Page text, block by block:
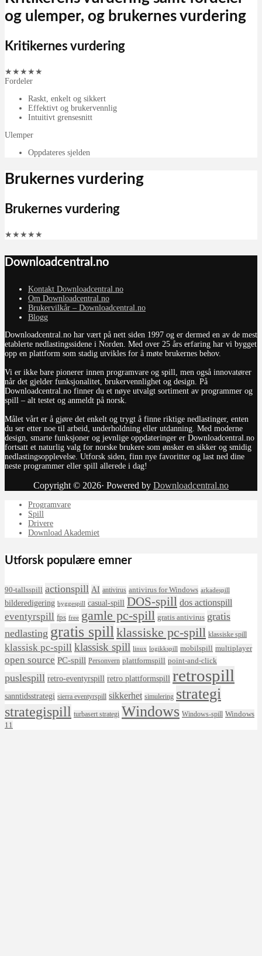
og ulemper, og brukernes vurdering
Kritikernes vurdering
★ ★ ★ ★ ★
Fordeler
Raskt, enkelt og sikkert
Effektivt og brukervennlig
Intuitivt grensesnitt
Ulemper
Oppdateres sjelden
Brukernes vurdering
Brukernes vurdering
★ ★ ★ ★ ★
Downloadcentral.no
Kontakt Downloadcentral.no
Om Downloadcentral.no
Brukervilkår – Downloadcentral.no
Blogg
Downloadcentral.no har vært på nett siden 1997 og er dermed en av de mest
etablerte nedlastingssidene i Norden. Med over 25 års erfaring har vi bygget
opp en plattform som stadig utvikles for å møte brukernes behov.
Vi er ikke bare pionerer innen programvare og spill, men også innovatører
når det gjelder funksjonalitet, brukervennlighet og design. På
Downloadcentral.no finner du et nøye utvalgt sortiment av programmer og
spill – alt testet og anmeldt på norsk.
Målet vårt er å gjøre det enkelt og trygt å finne riktige nedlastinger, enten
du ser etter noe til arbeid, underholdning eller utdanning. Med moderne
design, smarte funksjoner og jevnlige oppdateringer er Downloadcentral.no
fortsatt et naturlig valg for norske brukere som ønsker en sikker og smidig
nedlastingsopplevelse. Utforsk siden, finn nye favoritter og last ned dine
neste programmer eller spill allerede i dag!
Copyright © 2026· Powered by Downloadcentral.no
Programvare
Spill
Drivere
Download Akademiet
Utforsk populære emner
90-tallsspill actionspill AI antivirus antivirus for Windows arkadespill
bilderedigering byggespill casual-spill DOS-spill dos actionspill
eventyrspill fps free gamle pc-spill gratis antivirus gratis
nedlasting gratis spillklassiske pc-spill klassiske spill
klassisk pc-spill klassisk spill linux logikkspill mobilspill multiplayer
open source PC-spill Personvern plattformspill point-and-click
puslespill retro-eventyrspill retro plattformspill retrospill
sanntidsstrategi sierra eventyrspill sikkerhet simulering strategi
strategispill turbasert strategi Windows Windows-spill Windows
11